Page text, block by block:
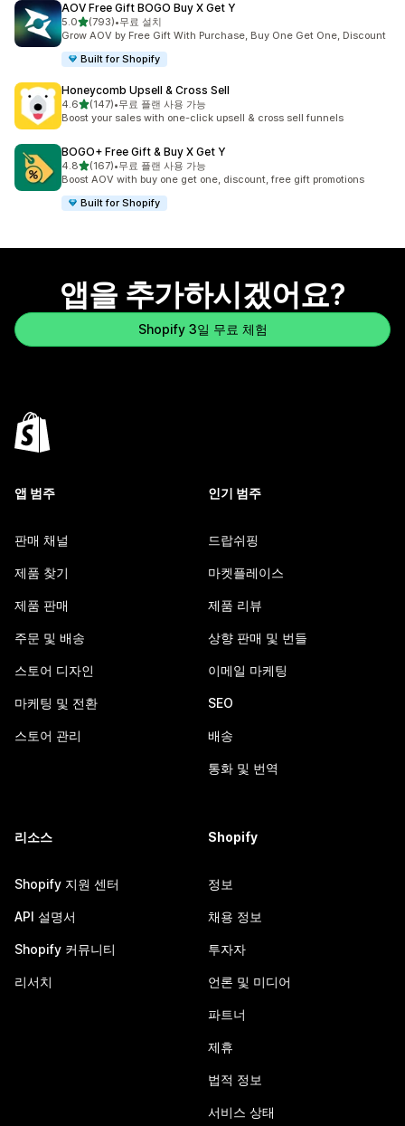
AOV Free Gift BOGO Buy X Get Y
5.0별 5개 중
(793)
총 리뷰 793개
•무료 설치
Grow AOV by Free Gift With Purchase, Buy One Get One, Discount
Built for Shopify
Honeycomb Upsell & Cross Sell
4.6별 5개 중
(147)
총 리뷰 147개
•무료 플랜 사용 가능
Boost your sales with one-click upsell & cross sell funnels
BOGO+ Free Gift & Buy X Get Y
4.8별 5개 중
(167)
총 리뷰 167개
•무료 플랜 사용 가능
Boost AOV with buy one get one, discount, free gift promotions
Built for Shopify
앱을 추가하시겠어요?
Shopify 3일 무료 체험
앱 범주
판매 채널
제품 찾기
제품 판매
주문 및 배송
스토어 디자인
마케팅 및 전환
스토어 관리
인기 범주
드랍쉬핑
마켓플레이스
제품 리뷰
상향 판매 및 번들
이메일 마케팅
SEO
배송
통화 및 번역
리소스
Shopify 지원 센터
API 설명서
Shopify 커뮤니티
리서치
Shopify
정보
채용 정보
투자자
언론 및 미디어
파트너
제휴
법적 정보
서비스 상태